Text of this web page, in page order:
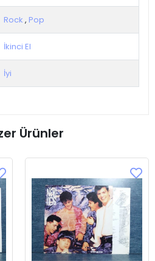
Rock , Pop
İkinci El
İyi
Ürünler